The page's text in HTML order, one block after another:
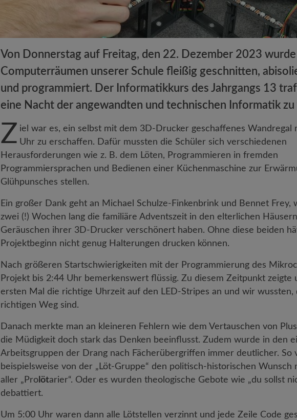
Von Donnerstag auf Freitag, den 22. Dezember 2023
Computerräumen unserer Schule fleißig geschnitten,
und programmiert. Der Informatikkurs des Jahrgangs 13
eine Nacht der angewandten und technischen Informatik zu
Z iel war es, ein selbst mit dem 3D-Drucker geschaffenes Wandregal
Uhr zu erschaffen. Dafür mussten die Schüler sich verschiedenen
Herausforderungen wie z. B. dem Löten, Programmieren in fremden
Programmiersprachen und Bedienen einer Küchenmaschine zur
Glühpunsches stellen.
Ein großer Dank geht an Michael Schulze-Finkenbrink und Bennet Frey,
zwei (!) Wochen lang die familiäre Adventszeit in den elterlichen
Geräuschen ihrer 3D-Drucker verschönert haben. Ohne diese beiden
Projektbeginn nicht genug Halterungen drucken können.
Nach größeren Startschwierigkeiten mit der Programmierung des
Projekt bis 2:44 Uhr bemerkenswert flüssig. Zu diesem Zeitpunkt zeigte
ersten Mal die richtige Uhrzeit auf den LED-Stripes an und wir wussten,
richtigen Weg sind.
Danach merkte man an kleineren Fehlern wie dem Vertauschen von
die Müdigkeit doch stark das Denken beeinflusst. Zudem wurde in den
Arbeitsgruppen der Drang nach Fächerübergriffen immer deutlicher. So
beispielsweise von der „Löt-Gruppe“ den politisch-historischen Wunsch
aller „Pro lötarier“. Oder es wurden theologische Gebote wie „du sollst
debattiert.
Um 5:00 Uhr waren dann alle Lötstellen verzinnt und jede Zeile Code